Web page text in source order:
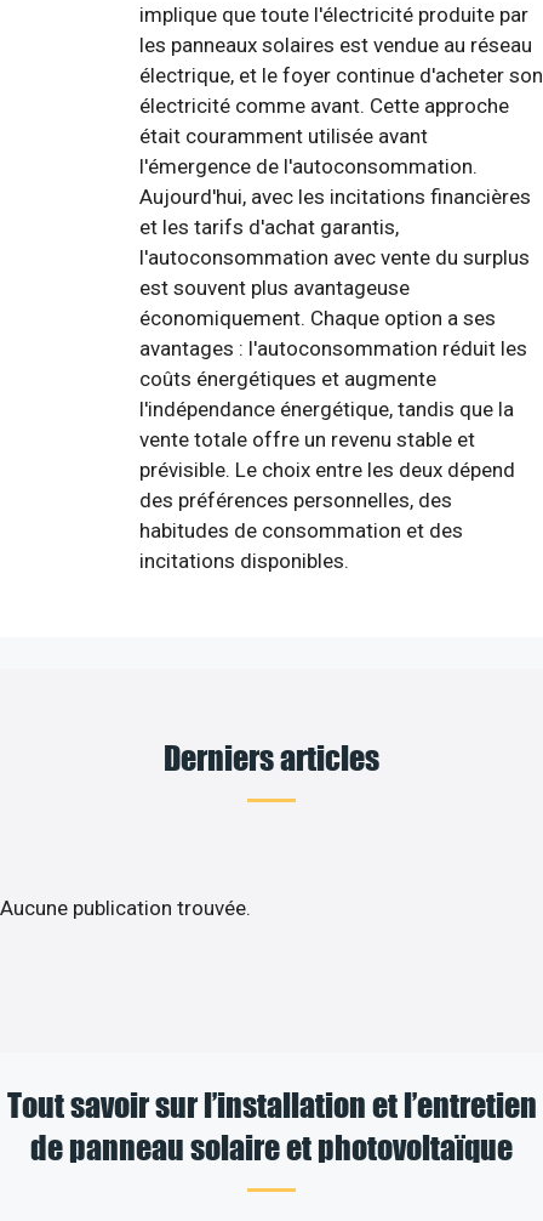
implique que toute l'électricité produite par
les panneaux solaires est vendue au réseau
électrique, et le foyer continue d'acheter son
électricité comme avant. Cette approche
était couramment utilisée avant
l'émergence de l'autoconsommation.
Aujourd'hui, avec les incitations financières
et les tarifs d'achat garantis,
l'autoconsommation avec vente du surplus
est souvent plus avantageuse
économiquement. Chaque option a ses
avantages : l'autoconsommation réduit les
coûts énergétiques et augmente
l'indépendance énergétique, tandis que la
vente totale offre un revenu stable et
prévisible. Le choix entre les deux dépend
des préférences personnelles, des
habitudes de consommation et des
incitations disponibles.
Derniers articles
Aucune publication trouvée.
Tout savoir sur l’installation et l’entretien
de panneau solaire et photovoltaïque